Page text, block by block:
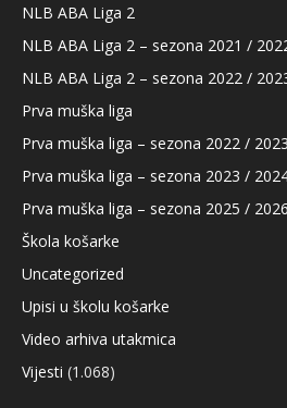
NLB ABA Liga 2
NLB ABA Liga 2 – sezona 2021 /
NLB ABA Liga 2 – sezona 2022 /
Prva muška liga
Prva muška liga – sezona 2022 / 2023
Prva muška liga – sezona 2023 /
Prva muška liga – sezona 2025 / 2026
Škola košarke
Uncategorized
Upisi u školu košarke
Video arhiva utakmica
Vijesti (1.068)